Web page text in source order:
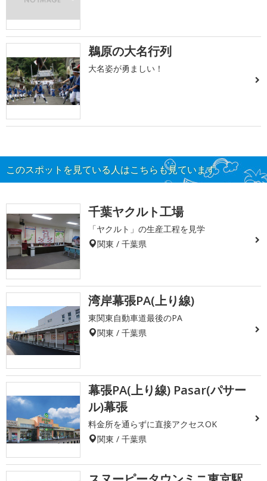
鵜原の大名行列
大名姿が勇ましい！
このスポットを見ている人はこちらも見ています
千葉ヤクルト工場
「ヤクルト」の生産工程を見学
関東 / 千葉県
湾岸幕張PA(上り線)
東関東自動車道最後のPA
関東 / 千葉県
幕張PA(上り線) Pasar(パサー
ル)幕張
料金所を通らずに直接アクセスOK
関東 / 千葉県